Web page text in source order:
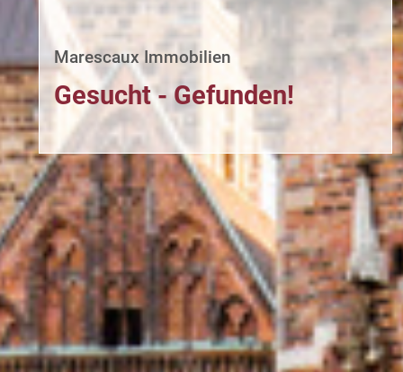
Marescaux Immobilien
Gesucht - Gefunden!